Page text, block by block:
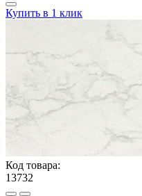
Купить в 1 клик
Код товара:
13732